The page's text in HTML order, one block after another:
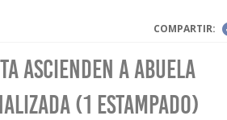
COMPARTIR:
Ascienden a Abuela
(1 estampado)